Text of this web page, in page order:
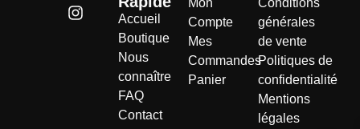
Accueil
Boutique
Nous
connaître
FAQ
Contact
Compte
Mes
Commandes
Panier
générales
de vente
Politiques de
confidentialité
Mentions
légales